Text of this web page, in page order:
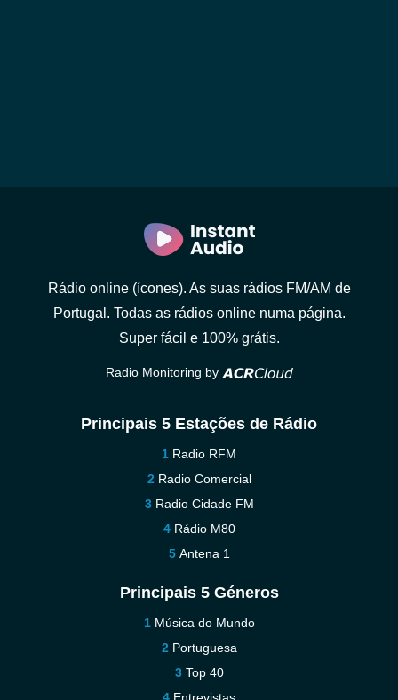
Rádio online (ícones). As suas rádios FM/AM de
Portugal. Todas as rádios online numa página.
Super fácil e 100% grátis.
Radio Monitoring by
Principais 5 Estações de Rádio
Radio RFM
Radio Comercial
Radio Cidade FM
Rádio M80
Antena 1
Principais 5 Géneros
Música do Mundo
Portuguesa
Top 40